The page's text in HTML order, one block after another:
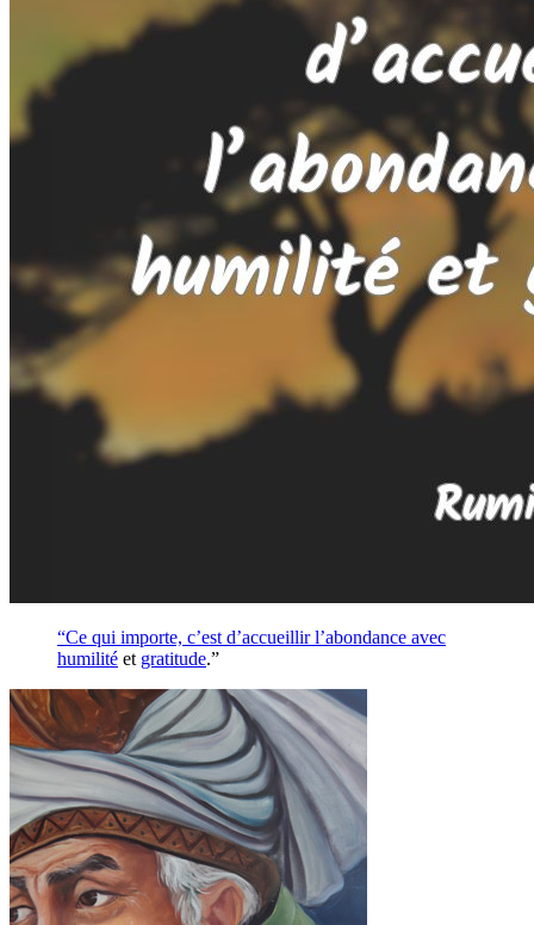
“Ce qui importe, c’est d’accueillir l’abondance avec
humilité et gratitude.”